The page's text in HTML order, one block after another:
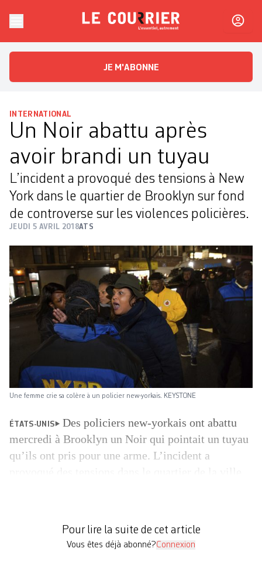
Le CourrierL'essentiel, autrement
JE M'ABONNE
INTERNATIONAL
Un Noir abattu après
avoir brandi un tuyau
L’incident a provoqué des tensions à New
York dans le quartier de Brooklyn sur fond
de controverse sur les violences policières.
JEUDI 5 AVRIL 2018ATS
Une femme crie sa colère à un policier new-yorkais. KEYSTONE
ÉTATS-UNIS
Des policiers new-yorkais ont abattu
mercredi à Brooklyn un Noir qui pointait un tuyau
qu’ils ont pris pour une arme. L’incident a
Pour lire la suite de cet article
Vous êtes déjà abonné?Connexion